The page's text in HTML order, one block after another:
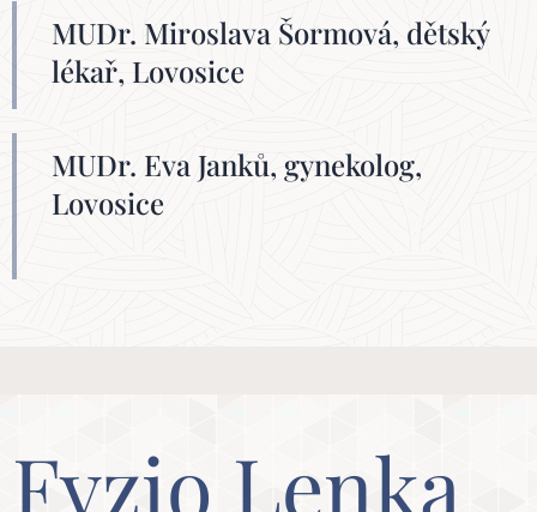
MUDr. Miroslava Šormová, dětský
lékař, Lovosice
MUDr. Eva Janků, gynekolog,
Lovosice
Fyzio Lenka